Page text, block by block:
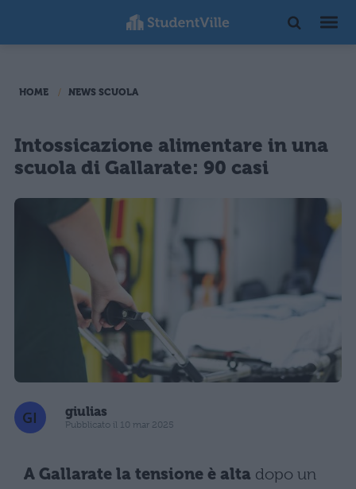
HOME NEWS SCUOLA
Intossicazione alimentare in una
scuola di Gallarate: 90 casi
giulias
Pubblicato il 10 mar 2025
A Gallarate la tensione è alta dopo un